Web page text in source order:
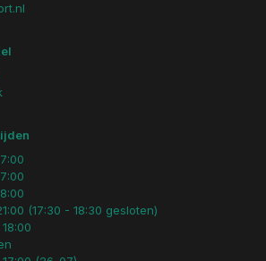
(17:30 - 18:30 gesloten)